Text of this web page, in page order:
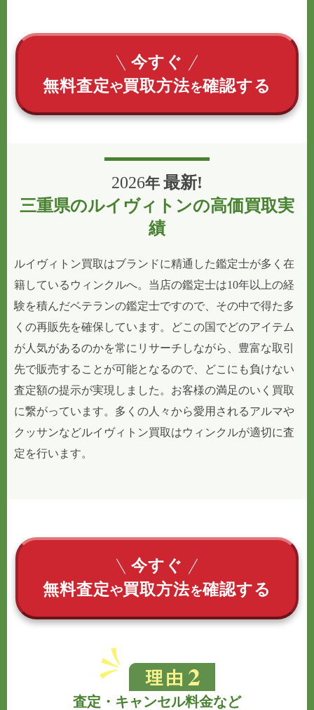
今すぐ
無料査定や買取方法を確認する
2026年 最新!
三重県のルイヴィトンの高価買取実
績
ルイヴィトン買取はブランドに精通した鑑定士が多く在
籍しているウィンクルへ。当店の鑑定士は10年以上の経
験を積んだベテランの鑑定士ですので、その中で得た多
くの再販先を確保しています。どこの国でどのアイテム
が人気があるのかを常にリサーチしながら、豊富な取引
先で販売することが可能となるので、どこにも負けない
査定額の提示が実現しました。お客様の満足のいく買取
に繋がっています。多くの人々から愛用されるアルマや
クッサンなどルイヴィトン買取はウィンクルが適切に査
定を行います。
今すぐ
無料査定や買取方法を確認する
査定・キャンセル料金など